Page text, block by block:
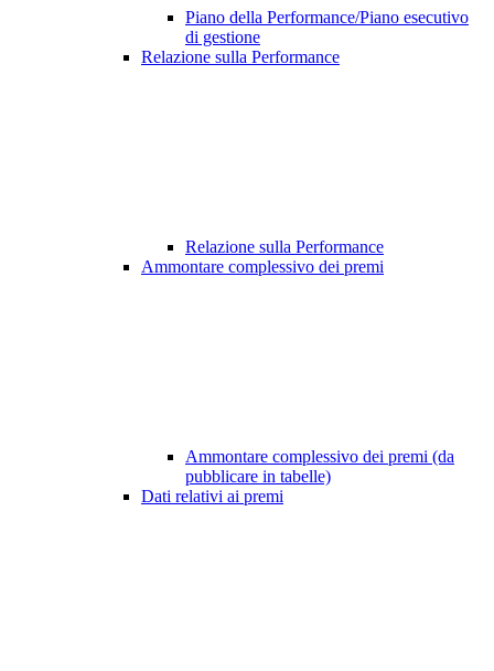
Piano della Performance/Piano esecutivo
di gestione
Relazione sulla Performance
Relazione sulla Performance
Ammontare complessivo dei premi
Ammontare complessivo dei premi (da
pubblicare in tabelle)
Dati relativi ai premi